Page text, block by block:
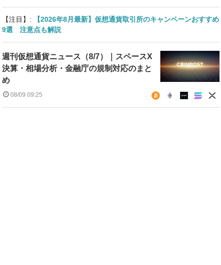
【注目】:
【2026年8月最新】仮想通貨取引所のキャンペーンおすすめ
9選 注意点も解説
週刊仮想通貨ニュース（8/7）｜スペースX
決算・相場分析・金融庁の規制対応のまと
め
08/09 09:25